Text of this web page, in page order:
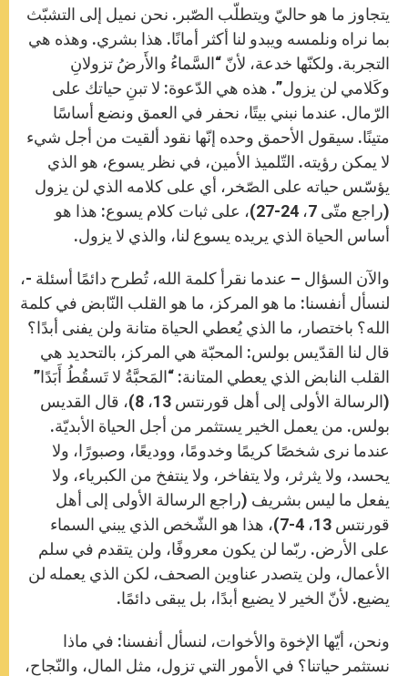
يتجاوز ما هو حاليّ ويتطلّب الصّبر. نحن نميل إلى التشبّث
بما نراه ونلمسه ويبدو لنا أكثر أمانًا. هذا بشري. وهذه هي
التجربة. ولكنّها خدعة، لأنّ “السَّماءُ والأَرضُ تزولانِ
وكَلامي لن يزول”. هذه هي الدّعوة: لا تبنِ حياتك على
الرّمال. عندما نبني بيتًا، نحفر في العمق ونضع أساسًا
متينًا. سيقول الأحمق وحده إنّها نقود ألقيت من أجل شيء
لا يمكن رؤيته. التّلميذ الأمين، في نظر يسوع، هو الذي
يؤسّس حياته على الصّخر، أي على كلامه الذي لن يزول
(راجع متّى 7، 24-27)، على ثبات كلام يسوع: هذا هو
أساس الحياة الذي يريده يسوع لنا، والذي لا يزول.
والآن السؤال – عندما نقرأ كلمة الله، تُطرح دائمًا أسئلة -،
لنسأل أنفسنا: ما هو المركز، ما هو القلب النّابض في كلمة
الله؟ باختصار، ما الذي يُعطي الحياة متانة ولن يفنى أبدًا؟
قال لنا القدّيس بولس: المحبّة هي المركز، بالتحديد هي
القلب النابض الذي يعطي المتانة: “المَحبَّةُ لا تَسقُطُ أَبَدًا”
(الرسالة الأولى إلى أهل قورنتس 13، 8)، قال القديس
بولس. من يعمل الخير يستثمر من أجل الحياة الأبديّة.
عندما نرى شخصًا كريمًا وخدومًا، ووديعًا، وصبورًا، ولا
يحسد، ولا يثرثر، ولا يتفاخر، ولا ينتفخ من الكبرياء، ولا
يفعل ما ليس بشريف (راجع الرسالة الأولى إلى أهل
قورنتس 13، 4-7)، هذا هو الشّخص الذي يبني السماء
على الأرض. ربّما لن يكون معروفًا، ولن يتقدم في سلم
الأعمال، ولن يتصدر عناوين الصحف، لكن الذي يعمله لن
يضيع. لأنّ الخير لا يضيع أبدًا، بل يبقى دائمًا.
ونحن، أيّها الإخوة والأخوات، لنسأل أنفسنا: في ماذا
نستثمر حياتنا؟ في الأمور التي تزول، مثل المال، والنّجاح،